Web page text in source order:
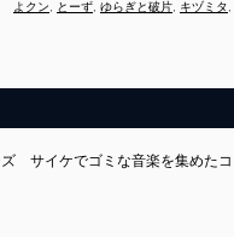
よクン とーず ゆらぎと破片 キヅミタ
ズ サイケでゴミな音楽を集めた